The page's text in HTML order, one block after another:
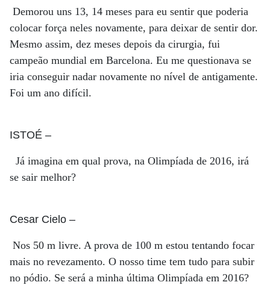
Demorou uns 13, 14 meses para eu sentir que poderia
colocar força neles novamente, para deixar de sentir dor.
Mesmo assim, dez meses depois da cirurgia, fui
campeão mundial em Barcelona. Eu me questionava se
iria conseguir nadar novamente no nível de antigamente.
Foi um ano difícil.
ISTOÉ –
Já imagina em qual prova, na Olimpíada de 2016, irá
se sair melhor?
Cesar Cielo –
Nos 50 m livre. A prova de 100 m estou tentando focar
mais no revezamento. O nosso time tem tudo para subir
no pódio. Se será a minha última Olimpíada em 2016?